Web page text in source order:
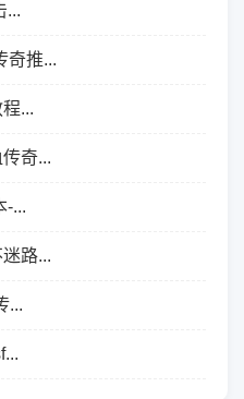
...
奇推...
...
奇...
-...
路...
...